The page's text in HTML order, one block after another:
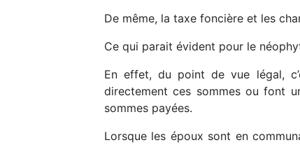
De même, la taxe foncière et les
Ce qui parait évident pour le
En effet, du point de vue légal,
directement ces sommes ou font
sommes payées.
Lorsque les époux sont en